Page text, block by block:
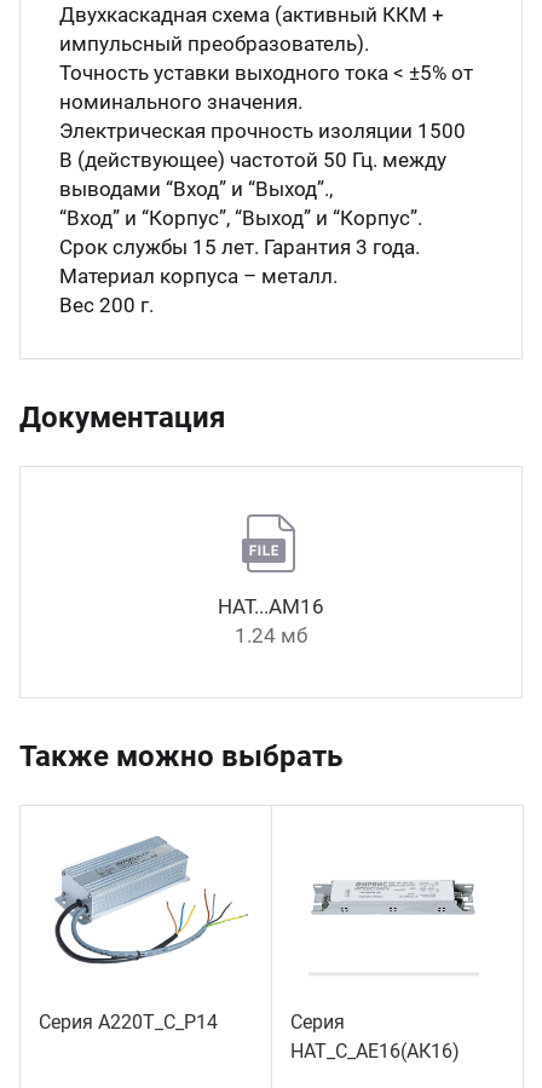
Двухкаскадная схема (активный ККМ +
импульсный преобразователь).
Точность уставки выходного тока < ±5% от
номинального значения.
Электрическая прочность изоляции 1500
В (действующее) частотой 50 Гц. между
выводами “Вход” и “Выход”.,
“Вход” и “Корпус”, “Выход” и “Корпус”.
Срок службы 15 лет. Гарантия 3 года.
Материал корпуса – металл.
Вес 200 г.
Документация
НАТ...АМ16
1.24 мб
Также можно выбрать
Серия А220Т_С_Р14
Серия
НАТ_С_АЕ16(АК16)